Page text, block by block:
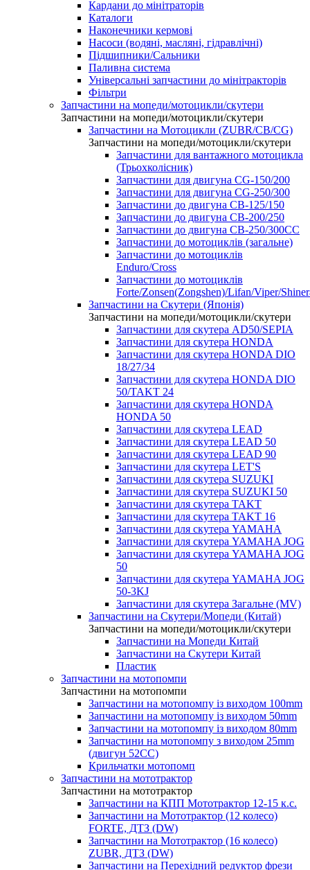
Кардани до мінітраторів
Каталоги
Наконечники кермові
Насоси (водяні, масляні, гідравлічні)
Підшипники/Сальники
Паливна система
Універсальні запчастини до мінітракторів
Фільтри
Запчастини на мопеди/мотоцикли/скутери
Запчастини на мопеди/мотоцикли/скутери
Запчастини на Мотоцикли (ZUBR/CB/CG)
Запчастини на мопеди/мотоцикли/скутери
Запчастини для вантажного мотоцикла
(Трьохколісник)
Запчастини для двигуна CG-150/200
Запчастини для двигуна CG-250/300
Запчастини до двигуна CB-125/150
Запчастини до двигуна CB-200/250
Запчастини до двигуна CB-250/300СС
Запчастини до мотоциклів (загальне)
Запчастини до мотоциклів
Enduro/Cross
Запчастини до мотоциклів
Forte/Zonsen(Zongshen)/Lifan/Viper/
Запчастини на Скутери (Японія)
Запчастини на мопеди/мотоцикли/скутери
Запчастини для скутера AD50/SEPIA
Запчастини для скутера HONDA
Запчастини для скутера HONDA DIO
18/27/34
Запчастини для скутера HONDA DIO
50/TAKT 24
Запчастини для скутера HONDA
HONDA 50
Запчастини для скутера LEAD
Запчастини для скутера LEAD 50
Запчастини для скутера LEAD 90
Запчастини для скутера LET'S
Запчастини для скутера SUZUKI
Запчастини для скутера SUZUKI 50
Запчастини для скутера TAKT
Запчастини для скутера TAKT 16
Запчастини для скутера YAMAHA
Запчастини для скутера YAMAHA JOG
Запчастини для скутера YAMAHA JOG
50
Запчастини для скутера YAMAHA JOG
50-3KJ
Запчастини для скутера Загальне (MV)
Запчастини на Скутери/Мопеди (Китай)
Запчастини на мопеди/мотоцикли/скутери
Запчастини на Мопеди Китай
Запчастини на Скутери Китай
Пластик
Запчастини на мотопомпи
Запчастини на мотопомпи
Запчастини на мотопомпу із виходом 100mm
Запчастини на мотопомпу із виходом 50mm
Запчастини на мотопомпу із виходом 80mm
Запчастини на мотопомпу з виходом 25mm
(двигун 52CC)
Крильчатки мотопомп
Запчастини на мототрактор
Запчастини на мототрактор
Запчастини на КПП Мототрактор 12-15 к.с.
Запчастини на Мототрактор (12 колесо)
FORTE, ДТЗ (DW)
Запчастини на Мототрактор (16 колесо)
ZUBR, ДТЗ (DW)
Запчастини на Перехідний редуктор фрези